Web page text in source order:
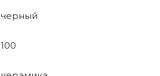
черный
100